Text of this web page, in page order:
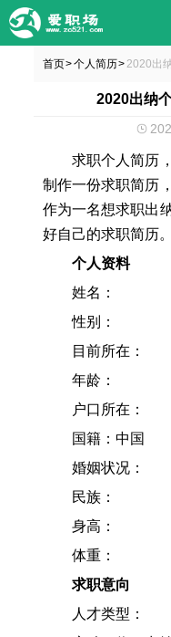
首页>个人简历> 2020出
2020出纳
求职个人简历，
制作一份求职简历
作为一名想求职出
好自己的求职简历。
个人资料
姓名：
性别：
目前所在：
年龄：
户口所在：
国籍：中国
婚姻状况：
民族：
身高：
体重：
求职意向
人才类型：